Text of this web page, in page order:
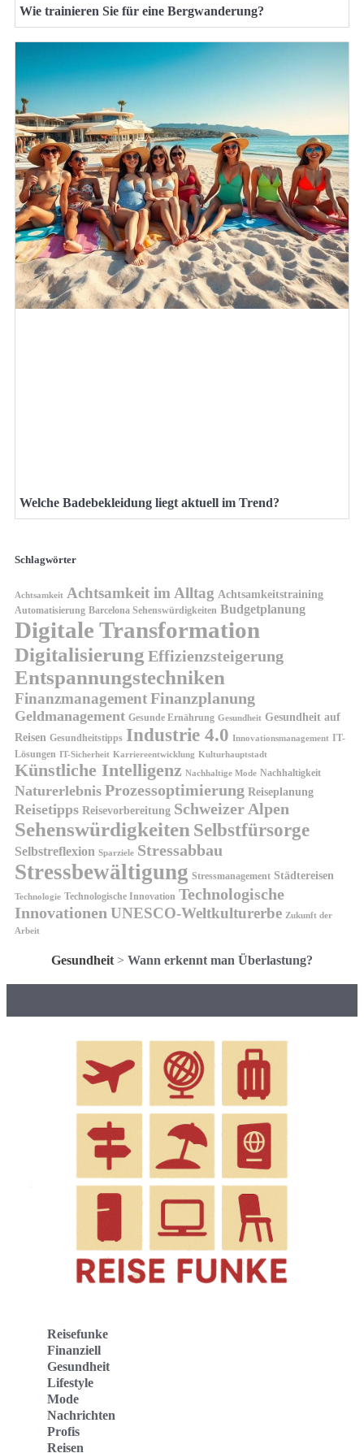
Wie trainieren Sie für eine Bergwanderung?
Welche Badebekleidung liegt aktuell im Trend?
Schlagwörter
Achtsamkeit Achtsamkeit im Alltag Achtsamkeitstraining
Automatisierung Barcelona Sehenswürdigkeiten Budgetplanung
Digitale Transformation
Digitalisierung Effizienzsteigerung
Entspannungstechniken
FinanzmanagementFinanzplanung
Geldmanagement Gesunde Ernährung Gesundheit Gesundheit auf
Reisen Gesundheitstipps Industrie 4.0 Innovationsmanagement IT-
Lösungen IT-Sicherheit Karriereentwicklung Kulturhauptstadt
Künstliche Intelligenz Nachhaltige Mode Nachhaltigkeit
Naturerlebnis Prozessoptimierung Reiseplanung
Reisetipps Reisevorbereitung Schweizer Alpen
Sehenswürdigkeiten Selbstfürsorge
Selbstreflexion Sparziele Stressabbau
Stressbewältigung Stressmanagement Städtereisen
Technologie Technologische Innovation Technologische
Innovationen UNESCO-Weltkulturerbe Zukunft der
Arbeit
Gesundheit > Wann erkennt man Überlastung?
Reisefunke
Finanziell
Gesundheit
Lifestyle
Mode
Nachrichten
Profis
Reisen